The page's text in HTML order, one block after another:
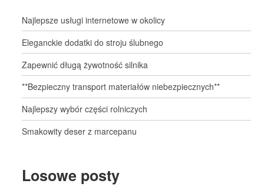
Najlepsze usługi internetowe w okolicy
Eleganckie dodatki do stroju ślubnego
Zapewnić długą żywotność silnika
**Bezpieczny transport materiałów niebezpiecznych**
Najlepszy wybór części rolniczych
Smakowity deser z marcepanu
Losowe posty